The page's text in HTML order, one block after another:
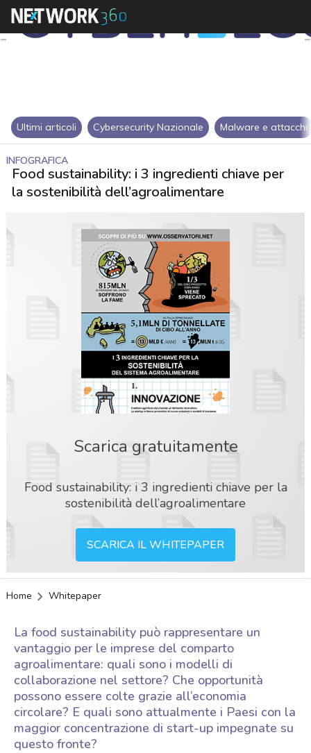
Ultimi articoli Cybersecurity Nazionale Malware e attacchi
INFOGRAFICA
Food sustainability: i 3 ingredienti chiave per
la sostenibilità dell’agroalimentare
Scarica gratuitamente
Food sustainability: i 3 ingredienti chiave per la
sostenibilità dell’agroalimentare
SCARICA IL WHITEPAPER
Home Whitepaper
La food sustainability può rappresentare un
vantaggio per le imprese del comparto
agroalimentare: quali sono i modelli di
collaborazione nel settore? Che opportunità
possono essere colte grazie all’economia
circolare? E quali sono attualmente i Paesi con la
maggior concentrazione di start-up impegnate su
questo fronte?